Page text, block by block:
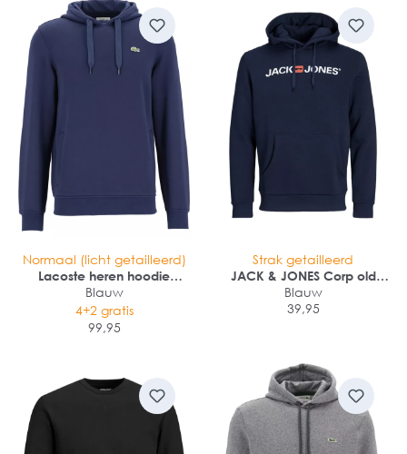
Normaal (licht getailleerd)
Lacoste heren hoodie
sweatshirt
Blauw
4+2 gratis
99,95
Strak getailleerd
JACK & JONES Corp old
logo sweat hood slim fit
Blauw
39,95